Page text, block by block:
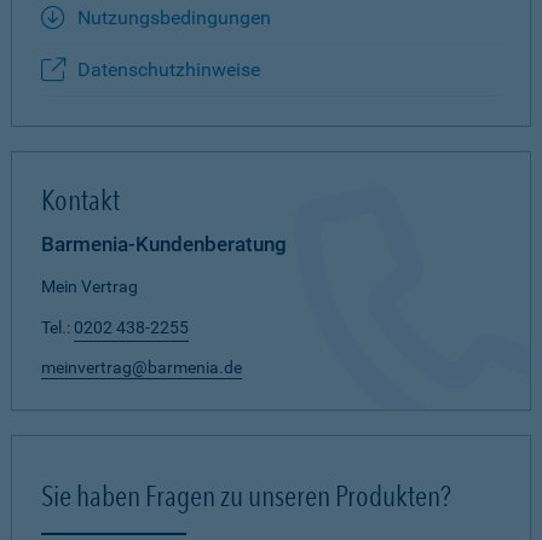
Nutzungsbedingungen
Datenschutzhinweise
Kontakt
Barmenia-Kundenberatung
Mein Vertrag
Tel.: 0202 438-2255
meinvertrag@barmenia.de
Sie haben Fragen zu unseren Produkten?